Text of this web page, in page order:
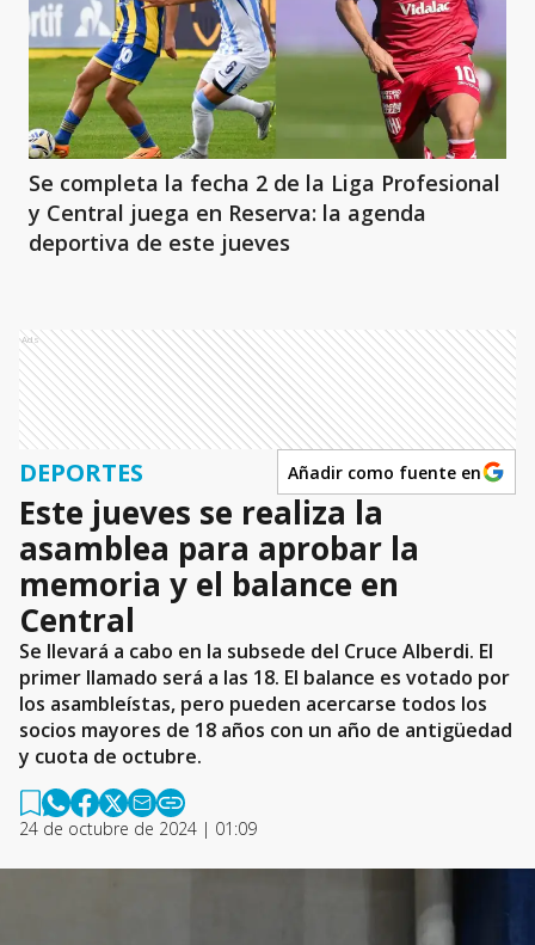
Se completa la fecha 2 de la Liga Profesional
y Central juega en Reserva: la agenda
deportiva de este jueves
Ads
DEPORTES Añadir como fuente en
Este jueves se realiza la
asamblea para aprobar la
memoria y el balance en
Central
Se llevará a cabo en la subsede del Cruce Alberdi. El
primer llamado será a las 18. El balance es votado por
los asambleístas, pero pueden acercarse todos los
socios mayores de 18 años con un año de antigüedad
y cuota de octubre.
24 de octubre de 2024 | 01:09